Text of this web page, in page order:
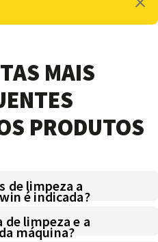
MAIS
PRODUTOS
de limpeza a
é indicada?
de limpeza e a
máquina?